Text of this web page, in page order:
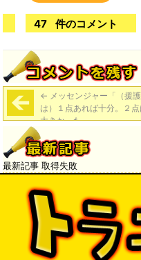
47 件のコメント
← メッセンジャー「（援護
は）１点あれば十分。２点
大きかった」
最新記事 取得失敗